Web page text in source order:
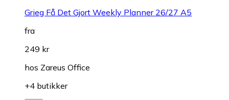
Grieg Få Det Gjort Weekly Planner 26/27 A5
fra
249 kr
hos Zareus Office
+4 butikker